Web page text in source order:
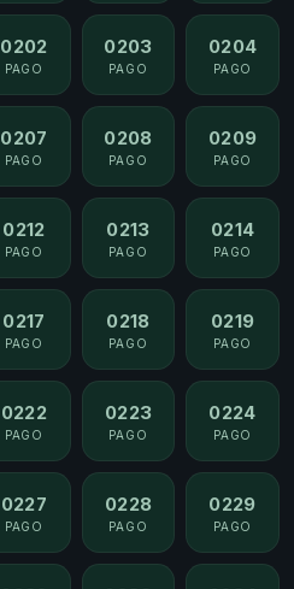
0202
PAGO
0203
PAGO
0204
PAGO
0207
PAGO
0208
PAGO
0209
PAGO
0212
PAGO
0213
PAGO
0214
PAGO
0217
PAGO
0218
PAGO
0219
PAGO
0222
PAGO
0223
PAGO
0224
PAGO
0227
PAGO
0228
PAGO
0229
PAGO